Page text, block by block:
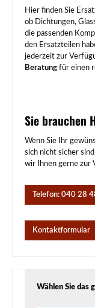
Hier finden Sie
ob Dichtungen,
die passenden
den Ersatzteilen
jederzeit zur
Beratung für einen
Sie brauchen
Wenn Sie Ihr
sich nicht sicher
wir Ihnen gerne zur
Telefon: 040 28
Kontaktformular
Wählen Sie das